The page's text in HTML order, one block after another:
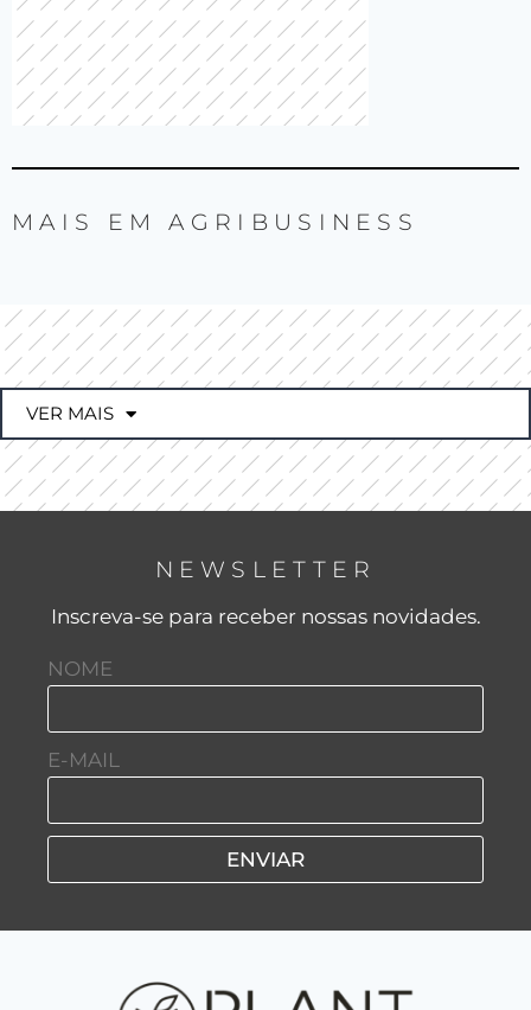
MAIS EMAGRIBUSINESS
VER MAIS
NEWSLETTER
Inscreva-se para receber nossas novidades.
NOME
E-MAIL
ENVIAR